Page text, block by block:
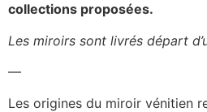
collections proposées.
Les miroirs sont livrés départ
—
Les origines du miroir vénitien